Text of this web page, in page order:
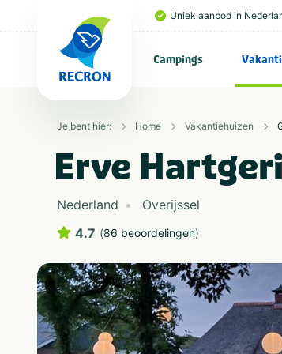
Uniek aanbod in
Campings
Je bent hier: Home Vakantiehuizen
Erve
Nederland
Overijssel
4.7 (86 beoordelingen)